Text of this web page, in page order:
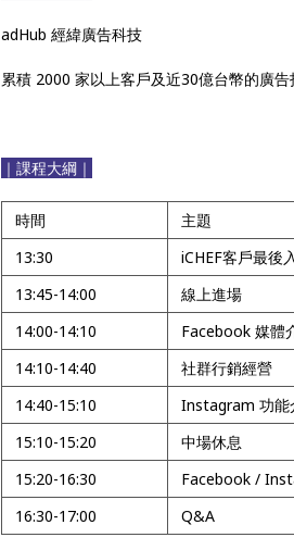
adHub 經緯廣告科技
累積 2000 家以上客戶及近30億台幣的廣告
｜課程大綱｜
時間
主題
13:30
iCHEF客戶最後
13:45-14:00
線上進場
14:00-14:10
Facebook 媒體
14:10-14:40
社群行銷經營
14:40-15:10
Instagram 功能
15:10-15:20
中場休息
15:20-16:30
Facebook /
16:30-17:00
Q&A